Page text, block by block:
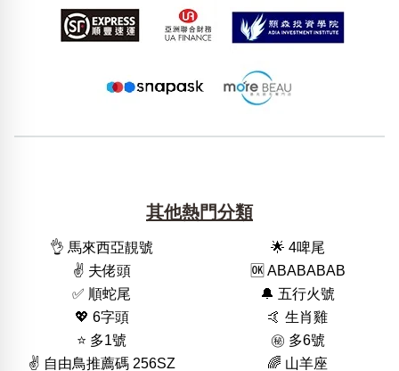
其他熱門分類
👌 馬來西亞靚號
🌟 4啤尾
✌️ 夫佬頭
🆗️ ABABABAB
✅ 順蛇尾
🔔 五行火號
💖 6字頭
🤙 生肖雞
⭐️ 多1號
㊙️ 多6號
✌️ 自由鳥推薦碼 256SZ
🌈 山羊座